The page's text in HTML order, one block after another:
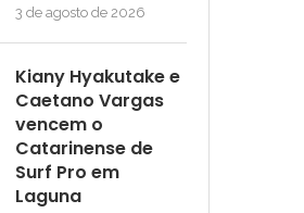
3 de agosto de 2026
Kiany Hyakutake e
Caetano Vargas
vencem o
Catarinense de
Surf Pro em
Laguna